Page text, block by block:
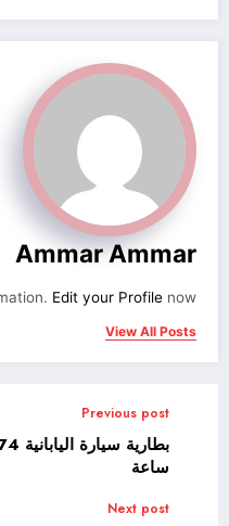
Ammar Ammar
Edit your Profile now.
View All Posts
Previous post
ساعة
Next post